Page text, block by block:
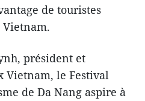
de touristes
président et
Vietnam, le Festival
de Da Nang aspire à